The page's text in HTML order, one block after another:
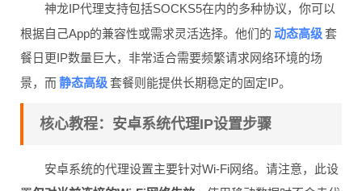
神龙IP代理支持包括SOCKS5在内的多种协议，你可以
根据自己App的兼容性或需求灵活选择。他们的 动态高级 套
餐日更IP数量巨大，非常适合需要频繁请求网络环境的场
景，而静态高级 套餐则能提供长期稳定的固定IP。
核心教程：安卓系统代理IP设置步骤
安卓系统的代理设置主要针对Wi-Fi网络。请注意，此设